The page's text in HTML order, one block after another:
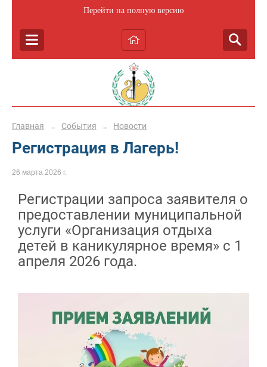
Перейти на полную версию
Главная → События → Новости
Регистрация в Лагерь!
26 марта 2026 г.
Регистрации запроса заявителя о
предоставлении муниципальной
услуги «Организация отдыха
детей в каникулярное время» с 1
апреля 2026 года.